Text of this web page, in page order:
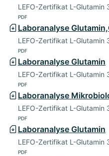
LEFO-Zertifikat L-
PDF
Laboranalyse
LEFO-Zertifikat L-
PDF
Laboranalyse Glutamin
LEFO-Zertifikat L-
PDF
Laboranalyse
LEFO-Zertifikat L-
PDF
Laboranalyse Glutamin
LEFO-Zertifikat L-Glutamin
PDF